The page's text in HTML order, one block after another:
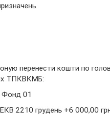
перенести кошти по
ТПКВКМБ:
01
2210 грудень +6 000,00